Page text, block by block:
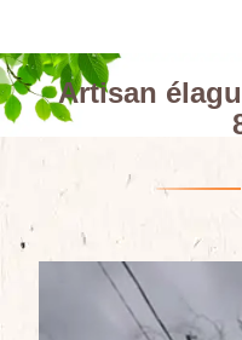
Artisan